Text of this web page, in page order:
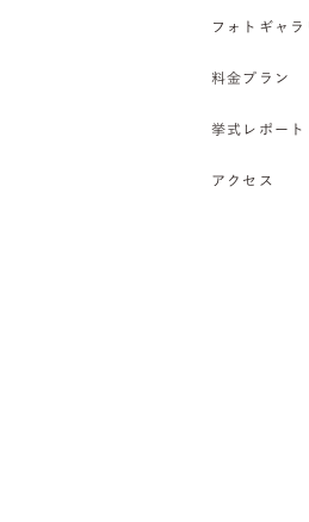
フォトギャラ
料金プラン
挙式レポー
アクセス